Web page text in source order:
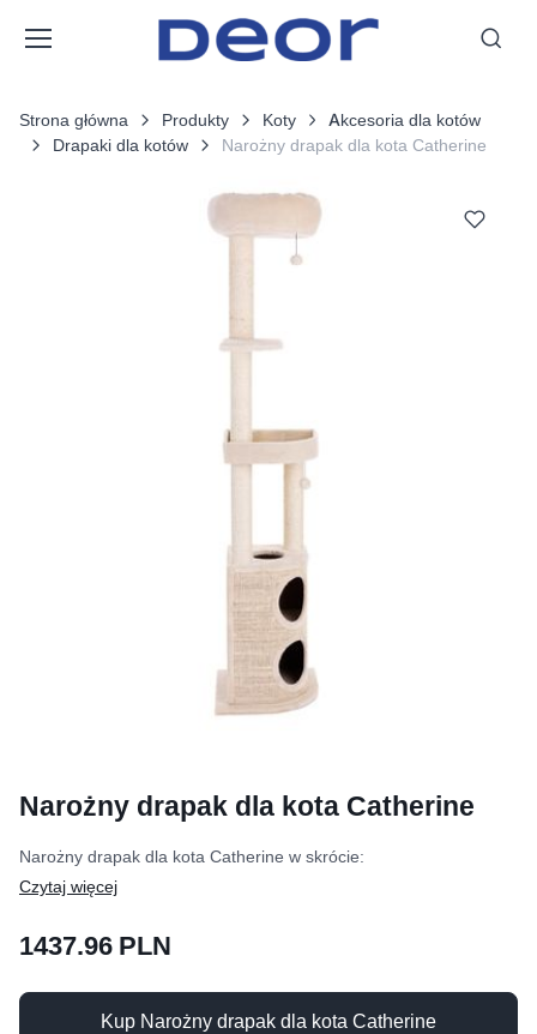
Strona główna Produkty Koty
Akcesoria dla kotów
Drapaki dla kotów
Narożny drapak dla kota Catherine
Narożny drapak dla kota Catherine
Narożny drapak dla kota Catherine w skrócie:
1437.96 PLN
Kup Narożny drapak dla kota Catherine